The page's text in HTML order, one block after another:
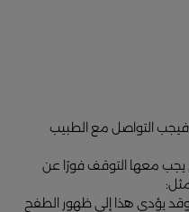
فيجب التواصل مع الطبيب
يجب معها التوقف فورًا عن
وقد يؤدي هذا إلى ظهور الطفح